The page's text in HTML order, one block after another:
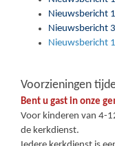
Nieuwsbericht
Nieuwsbericht
Nieuwsbericht
Voorzieningen
Bent u gast in onze
Voor kinderen van 4-
de kerkdienst.